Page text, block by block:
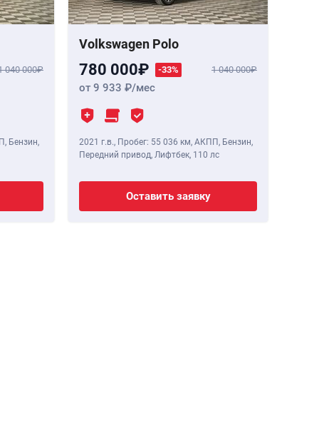
040 000
Бензин,
Volkswagen Polo
780 000 -33% 1 040 000
от 9 933 /мес
2021 г.в., Пробег: 55 036 км, АКПП, Бензин,
Передний привод, Лифтбек, 110 лс
Оставить заявку